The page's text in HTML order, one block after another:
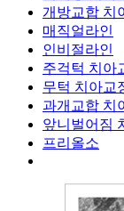
개방교합 치
매직얼라인
인비절라인
주걱턱 치아
무턱 치아교
과개교합 치
앞니벌어짐
프리올소